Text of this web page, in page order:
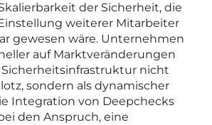
der Sicherheit, die
weiterer Mitarbeiter
gewesen wäre. Unternehmen
auf Marktveränderungen
Sicherheitsinfrastruktur nicht
sondern als dynamischer
Integration von Deepchecks
den Anspruch, eine